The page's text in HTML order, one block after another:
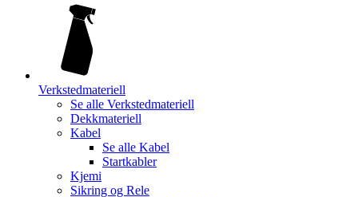
Verkstedmateriell
Se alle Verkstedmateriell
Dekkmateriell
Kabel
Se alle Kabel
Startkabler
Kjemi
Sikring og Rele